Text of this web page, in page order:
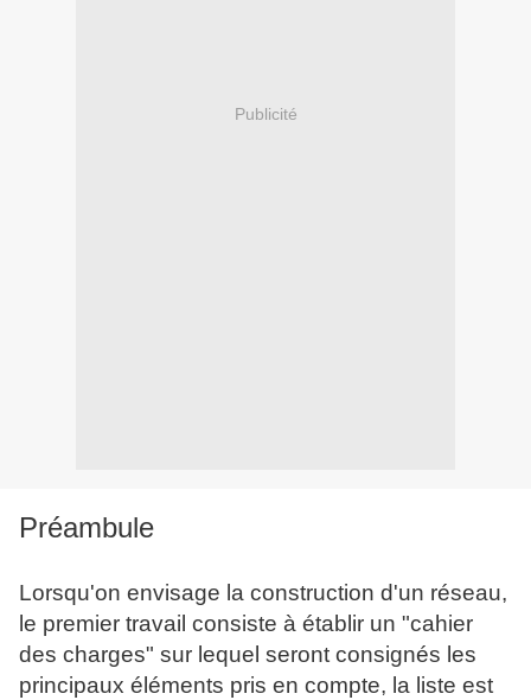
Publicité
Préambule
Lorsqu'on envisage la construction d'un réseau,
le premier travail consiste à établir un "cahier
des charges" sur lequel seront consignés les
principaux éléments pris en compte, la liste est